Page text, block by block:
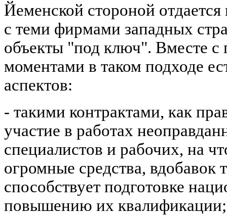
Йеменской стороной
с теми фирмами западных
объекты "под ключ". Вместе
моментами в таком подходе
аспектов:
- такими контрактами, как
участие в работах
специалистов и рабочих, на
огромные средства, вдобавок
способствует подготовке
повышению их квалификации;